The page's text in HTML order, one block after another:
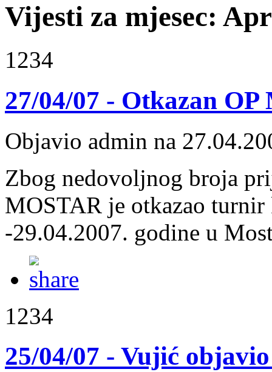
Vijesti za mjesec:
1234
27/04/07 - Otkazan
Objavio admin na
Zbog nedovoljnog broja
MOSTAR je otkazao
-29.04.2007. godine u
1234
25/04/07 - Vujić